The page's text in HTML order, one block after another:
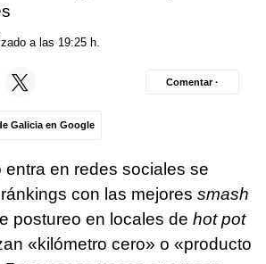
a las 19:25 h.
Galicia en Google
Comentar ·
entra en redes sociales se
con las mejores smash
postureo en locales de hot pot
«kilómetro cero» o «producto